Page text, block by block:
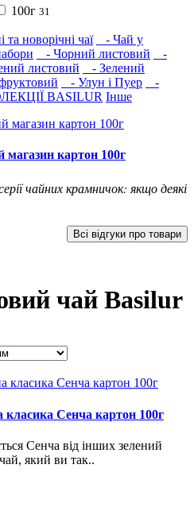
100г 31
та новорічні чаї
- Чай у
- Чорний листовий
-
листовий
- Зелений
- Улун і Пуер
-
BASILUR Інше
картон 100г
чайних крамничок: якщо деякі
Всі відгуки про товари
чай Basilur
Сенча картон 100г
Сенча від інших зелений
який ви так..